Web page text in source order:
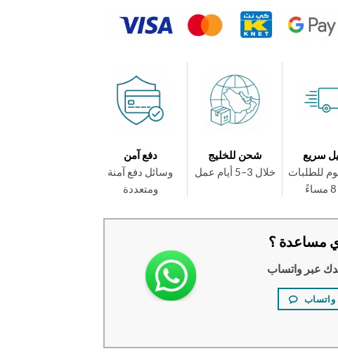
سريع
للطلبات
شحن للخليج
خلال 3–5 أيام عمل
دفع آمن
وسائل دفع آمنة
ومتعددة
مساعدة ؟
عبر واتساب
واتساب